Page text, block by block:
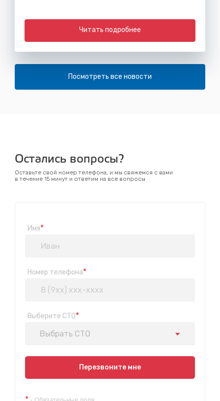
Читать подробнее
Посмотреть все новости
Остались вопросы?
Оставьте свой номер телефона, и мы свяжемся с вами
в течение 15 минут и ответим на все вопросы
Имя*
Номер телефона*
Выберите СТО*
Выбрать СТО
Показать на карте
Перезвоните мне